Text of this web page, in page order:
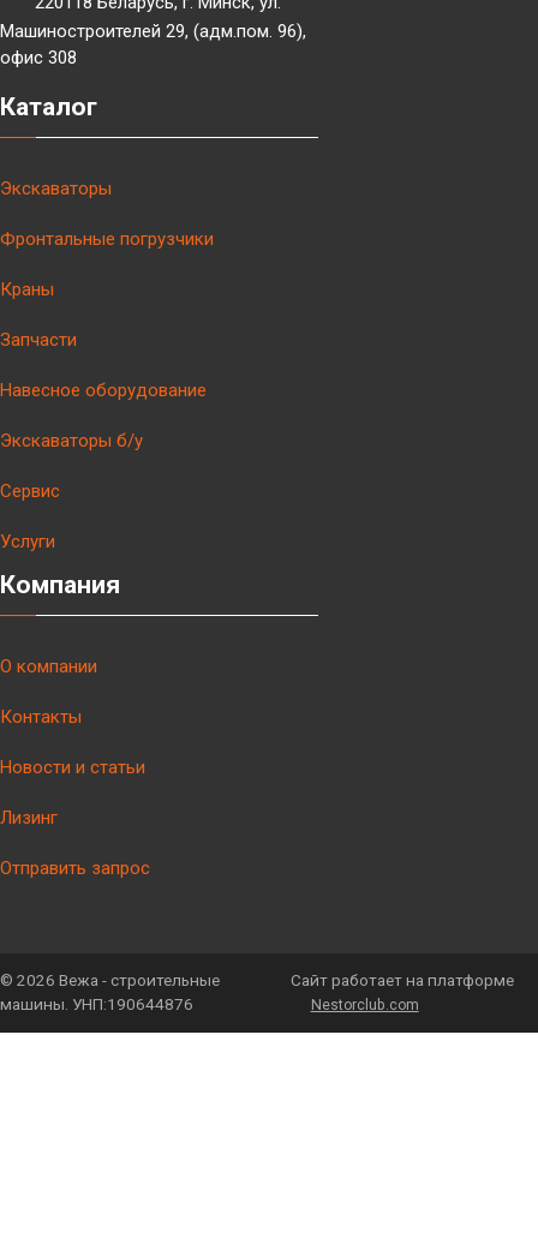
Машиностроителей 29, (адм.пом. 96),
офис 308
Каталог
Экскаваторы
Фронтальные погрузчики
Краны
Запчасти
Навесное оборудование
Экскаваторы б/у
Сервис
Услуги
Компания
О компании
Контакты
Новости и статьи
Лизинг
Отправить запрос
© 2026 Вежа - строительные
машины. УНП:190644876
Сайт работает на платформе
Nestorclub.com